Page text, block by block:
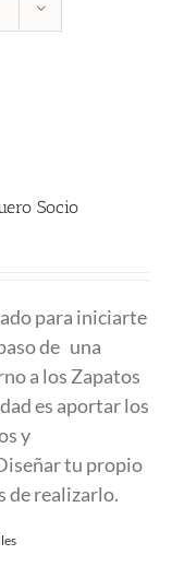
Socio
para iniciarte
de una
a los Zapatos
es aportar los
y
tu propio
de realizarlo.